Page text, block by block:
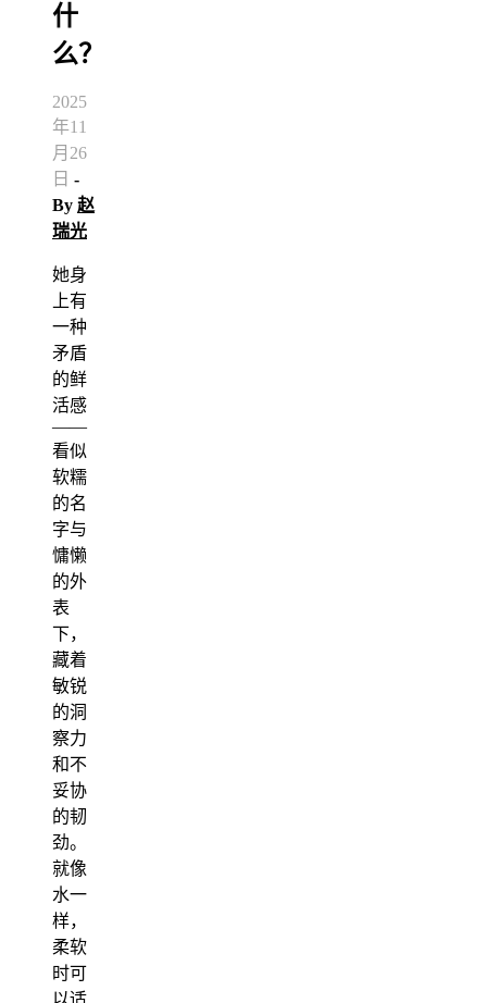
什
么？
2025
年11
月26
日 -
By 赵
瑞光
她身
上有
一种
矛盾
的鲜
活感
——
看似
软糯
的名
字与
慵懒
的外
表
下，
藏着
敏锐
的洞
察力
和不
妥协
的韧
劲。
就像
水一
样，
柔软
时可
以适